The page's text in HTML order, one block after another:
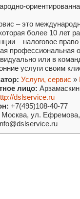
– это
более 10 лет
– налоговое
профессиональная
или в
услуги своим
Услуги, сервис »
лицо:
dslservice.ru
+7(495)108-40-77
Москва, ул. Ефремова,